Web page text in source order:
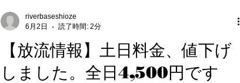
ます。 平日も来場者が多ければ、今週はゲリラ放流を追
加します。 …という感じで、普段はこの「放流量」と
「ゲリラ放流のお知らせ」を、公式LINEで毎週火曜19:30
に配信しています。 「今どれだけフレッシュな魚が入っ
てるか」がわかるので、釣行前のチェックにかなり便利
【放流情報】土日料金、値下げ
しました。全日4,500円です
riverbaseshioze
6月2日
読了時間: 2分